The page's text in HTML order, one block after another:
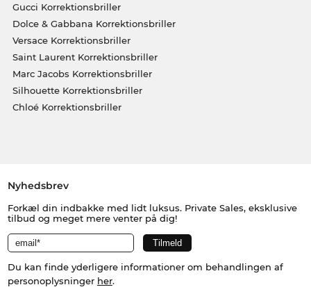
Gucci Korrektionsbriller
Dolce & Gabbana Korrektionsbriller
Versace Korrektionsbriller
Saint Laurent Korrektionsbriller
Marc Jacobs Korrektionsbriller
Silhouette Korrektionsbriller
Chloé Korrektionsbriller
Nyhedsbrev
Forkæl din indbakke med lidt luksus. Private Sales, eksklusive
tilbud og meget mere venter på dig!
Du kan finde yderligere informationer om behandlingen af
personoplysninger her.